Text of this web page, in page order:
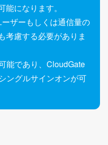
になります。
ザーもしくは通信量の
考慮する必要がありま
能であり、CloudGate
ングルサインオンが可